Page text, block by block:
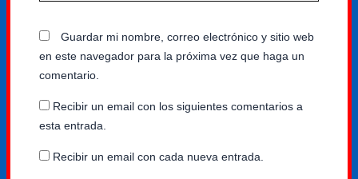
Guardar mi nombre, correo electrónico y sitio web
en este navegador para la próxima vez que haga un
comentario.
Recibir un email con los siguientes comentarios a
esta entrada.
Recibir un email con cada nueva entrada.